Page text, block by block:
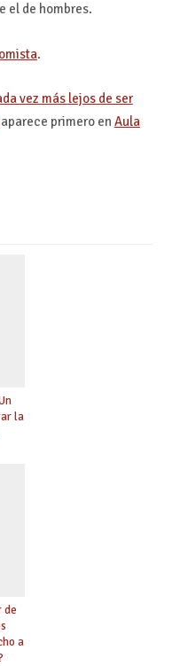
el de hombres.
.
vez más lejos de ser
aparece primero en Aula
la
de
a